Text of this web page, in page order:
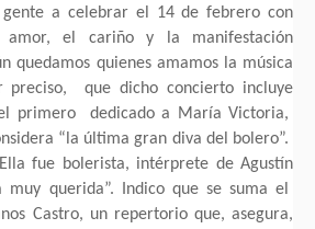
a celebrar el 14 de febrero con
el cariño y la manifestación
quedamos quienes amamos la música
que dicho concierto incluye
primero dedicado a María Victoria,
“la última gran diva del bolero”.
fue bolerista, intérprete de Agustín
muy querida”. Indico que se suma el
Castro, un repertorio que, asegura,